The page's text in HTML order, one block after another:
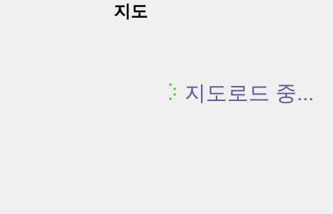
지도
지도로드 중...